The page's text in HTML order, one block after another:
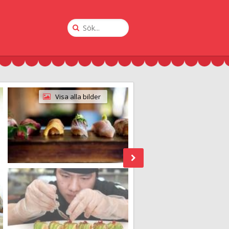
Sök
på
Visa alla bilder